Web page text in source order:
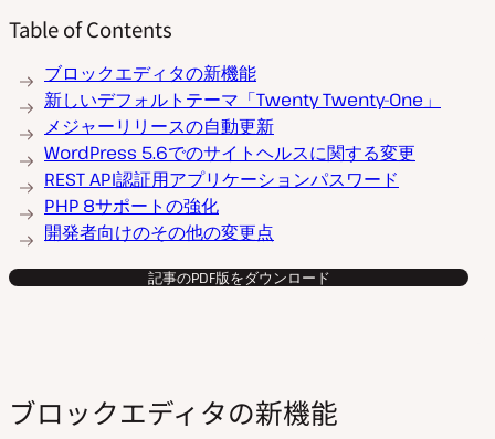
Table of Contents
ブロックエディタの新機能
新しいデフォルトテーマ「Twenty Twenty-One」
メジャーリリースの自動更新
WordPress 5.6でのサイトヘルスに関する変更
REST API認証用アプリケーションパスワード
PHP 8サポートの強化
開発者向けのその他の変更点
記事のPDF版をダウンロード
ブロックエディタの新機能